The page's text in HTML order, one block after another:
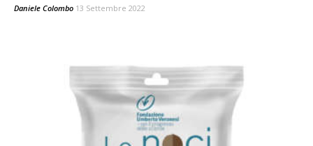
Daniele Colombo 13 Settembre 2022